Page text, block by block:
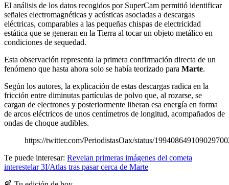
El análisis de los datos recogidos por SuperCam permitió identificar
señales electromagnéticas y acústicas asociadas a descargas
eléctricas, comparables a las pequeñas chispas de electricidad
estática que se generan en la Tierra al tocar un objeto metálico en
condiciones de sequedad.
Esta observación representa la primera confirmación directa de un
fenómeno que hasta ahora solo se había teorizado para Marte.
Según los autores, la explicación de estas descargas radica en la
fricción entre diminutas partículas de polvo que, al rozarse, se
cargan de electrones y posteriormente liberan esa energía en forma
de arcos eléctricos de unos centímetros de longitud, acompañados de
ondas de choque audibles.
https://twitter.com/PeriodistasOax/status/
Te puede interesar: Revelan primeras imágenes del cometa
interestelar 3I/Atlas tras pasar cerca de Marte